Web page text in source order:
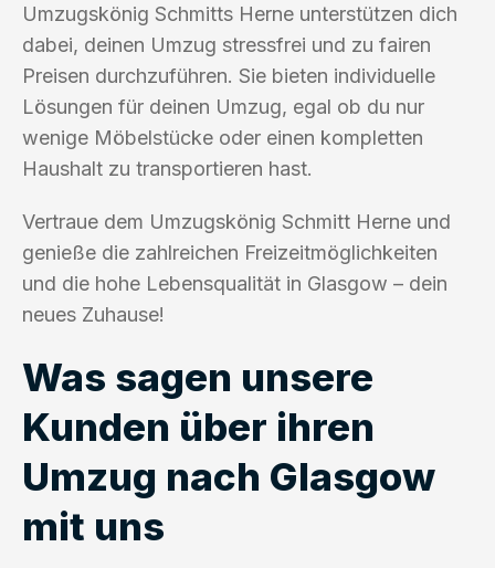
Umzugskönig Schmitts Herne unterstützen dich
dabei, deinen Umzug stressfrei und zu fairen
Preisen durchzuführen. Sie bieten individuelle
Lösungen für deinen Umzug, egal ob du nur
wenige Möbelstücke oder einen kompletten
Haushalt zu transportieren hast.
Vertraue dem Umzugskönig Schmitt Herne und
genieße die zahlreichen Freizeitmöglichkeiten
und die hohe Lebensqualität in Glasgow – dein
neues Zuhause!
Was sagen unsere
Kunden über ihren
Umzug nach Glasgow
mit uns